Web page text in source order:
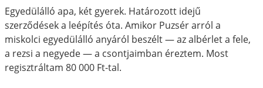
Egyedülálló apa, két gyerek. Határozott idejű
szerződések a leépítés óta. Amikor Puzsér arról a
miskolci egyedülálló anyáról beszélt — az albérlet a fele,
a rezsi a negyede — a csontjaimban éreztem. Most
regisztráltam 80 000 Ft-tal.